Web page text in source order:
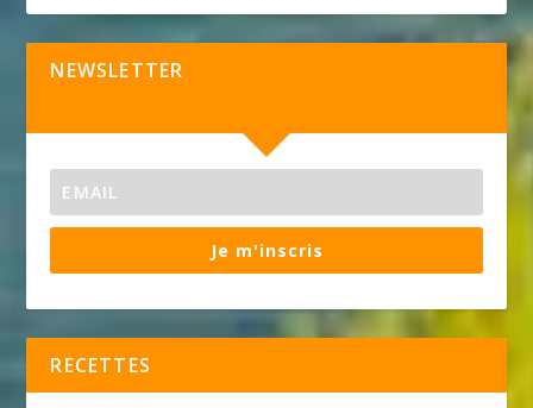
NEWSLETTER
Je m'inscris
RECETTES